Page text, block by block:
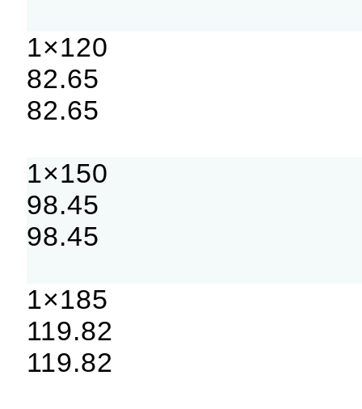
1×120
82.65
82.65
1×150
98.45
98.45
1×185
119.82
119.82